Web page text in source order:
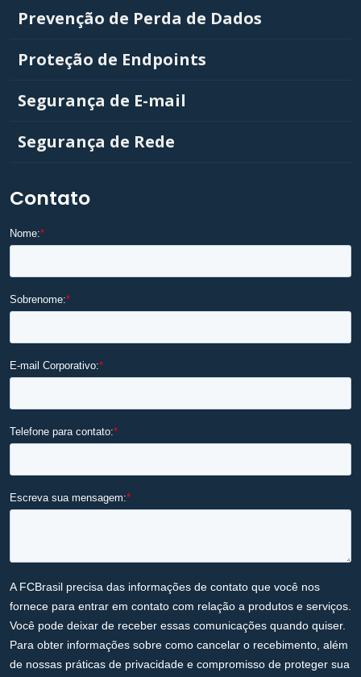
Prevenção de Perda de Dados
Proteção de Endpoints
Segurança de E-mail
Segurança de Rede
Contato